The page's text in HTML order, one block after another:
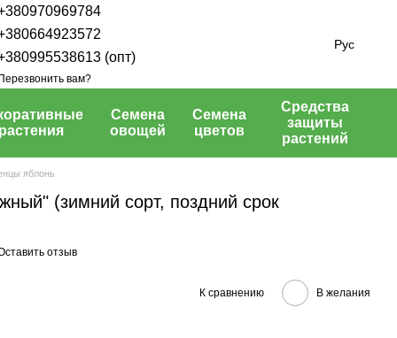
(опт)
вам?
Рус
растения
Семена
овощей
Семена
цветов
Средства
защиты
растений
яблонь
(зимний сорт, поздний срок
отзыв
К сравнению В желания